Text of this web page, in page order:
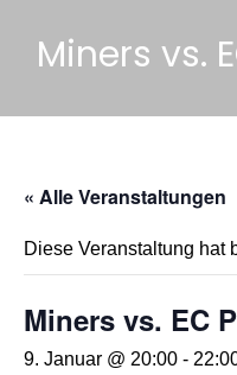
Miners vs.
« Alle Veranstaltungen
Diese Veranstaltung hat
Miners vs. EC
9. Januar @ 20:00 -